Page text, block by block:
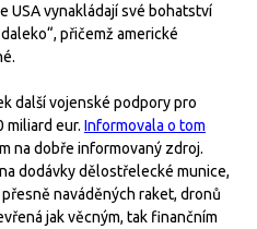
USA vynakládají své bohatství
přičemž americké
další vojenské podpory pro
miliard eur. Informovala o tom
na dobře informovaný zdroj.
dodávky dělostřelecké munice,
naváděných raket, dronů
jak věcným, tak finančním